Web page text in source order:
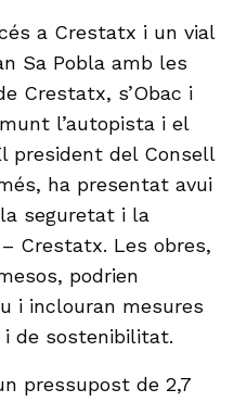
a Crestatx i un vial
Sa Pobla amb les
Crestatx, s’Obac i
l’autopista i el
president del Consell
ha presentat avui
seguretat i la
Crestatx. Les obres,
podrien
i inclouran mesures
i de sostenibilitat.
pressupost de 2,7